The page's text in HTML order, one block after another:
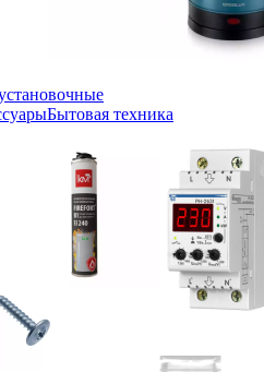
Бытовая техника